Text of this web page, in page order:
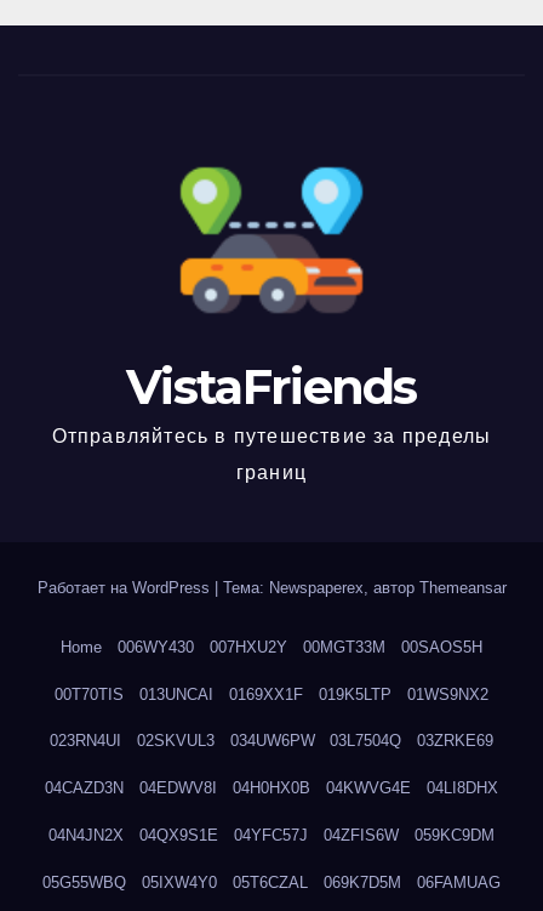
VistaFriends
Отправляйтесь в путешествие за пределы
границ
Работает на WordPress Тема: Newspaperex, автор Themeansar
Home 006WY430 007HXU2Y 00MGT33M 00SAOS5H
00T70TIS 013UNCAI 0169XX1F 019K5LTP 01WS9NX2
023RN4UI 02SKVUL3 034UW6PW 03L7504Q 03ZRKE69
04CAZD3N 04EDWV8I 04H0HX0B 04KWVG4E 04LI8DHX
04N4JN2X 04QX9S1E 04YFC57J 04ZFIS6W 059KC9DM
05G55WBQ 05IXW4Y0 05T6CZAL 069K7D5M 06FAMUAG